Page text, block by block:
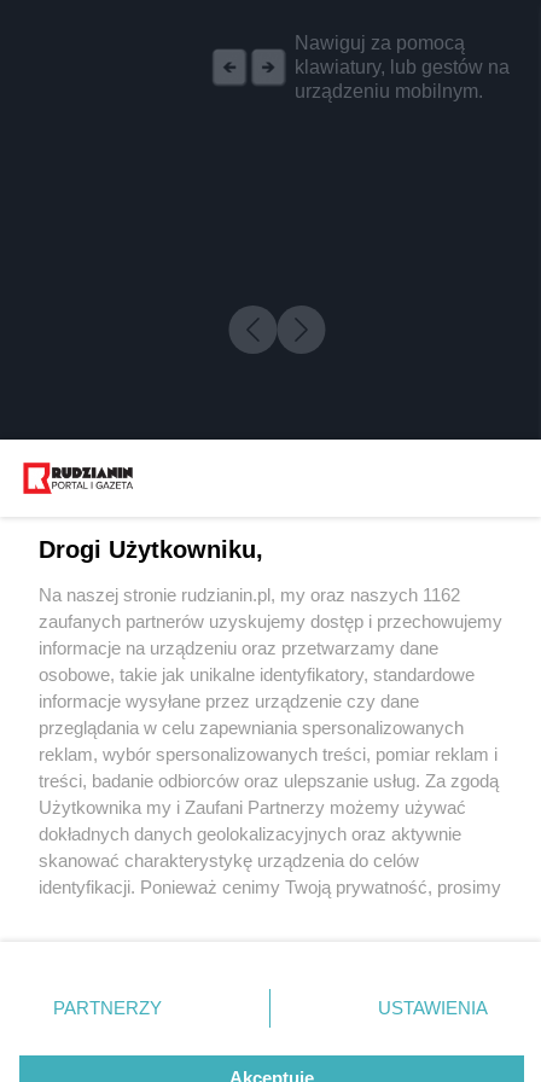
Nawiguj za pomocą
klawiatury, lub gestów na
urządzeniu mobilnym.
2 / 0
Wydawca mediów
Nie zapomnij
zapoznać się z:
polityką prywatności regulamin korzystania z portali
Twojemiasto
Piekary Śląskie
Chorzów
Tarnowskie Góry
Gliwice
Skontakuj sięz nami
Kontakt
Wydawca
Redakcja
Drogi Użytkowniku,
Na naszej stronie rudzianin.pl, my oraz naszych 1162
zaufanych partnerów uzyskujemy dostęp i przechowujemy
informacje na urządzeniu oraz przetwarzamy dane
osobowe, takie jak unikalne identyfikatory, standardowe
informacje wysyłane przez urządzenie czy dane
przeglądania w celu zapewniania spersonalizowanych
reklam, wybór spersonalizowanych treści, pomiar reklam i
treści, badanie odbiorców oraz ulepszanie usług. Za zgodą
Użytkownika my i Zaufani Partnerzy możemy używać
dokładnych danych geolokalizacyjnych oraz aktywnie
skanować charakterystykę urządzenia do celów
identyfikacji. Ponieważ cenimy Twoją prywatność, prosimy
prywatności znajdujący się w lewym dolnym rogu strony
. Niektóre rodzaje przetwarzania danych nie wymagają
zgody użytkownika, ale masz prawo sprzeciwić się
takiemu przetwarzaniu. Preferencje będą miały
PARTNERZY USTAWIENIA
Akceptuję